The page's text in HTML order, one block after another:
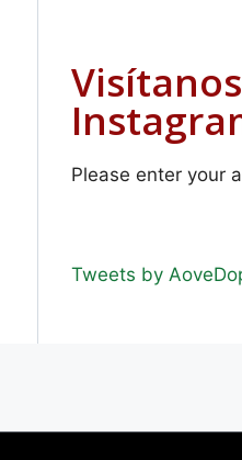
Please enter your
Tweets by